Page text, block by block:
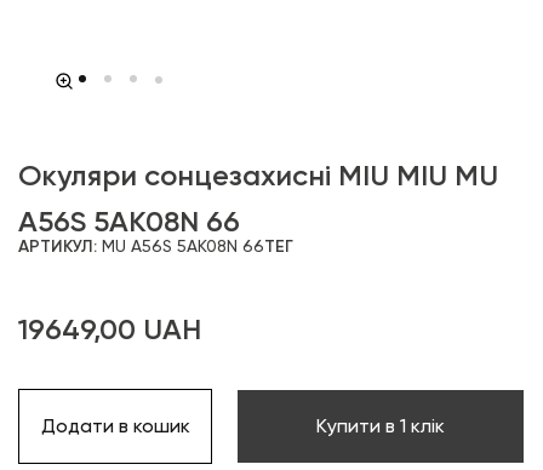
Окуляри сонцезахисні MIU MIU MU
A56S 5AK08N 66
АРТИКУЛ: MU A56S 5AK08N 66ТЕГ
19649,00 UAH
Додати в кошик Купити в 1 клік